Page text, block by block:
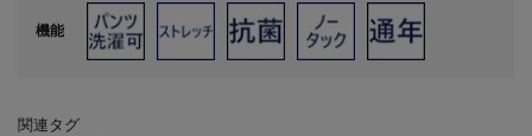
機能
関連タグ